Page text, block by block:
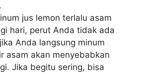
jus lemon terlalu asam
hari, perut Anda tidak ada
Anda langsung minum
asam akan menyebabkan
Jika begitu sering, bisa